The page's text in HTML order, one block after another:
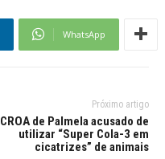
WhatsApp
Próximo artigo
CROA de Palmela acusado de
utilizar “Super Cola-3 em
cicatrizes” de animais